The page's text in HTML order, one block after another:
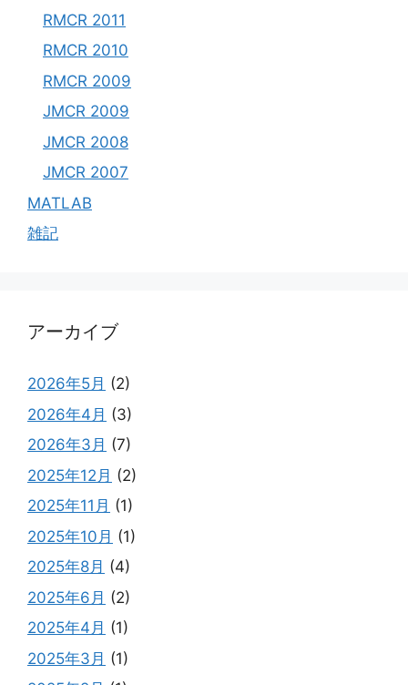
RMCR 2011
RMCR 2010
RMCR 2009
JMCR 2009
JMCR 2008
JMCR 2007
MATLAB
雑記
アーカイブ
2026年5月 (2)
2026年4月 (3)
2026年3月 (7)
2025年12月 (2)
2025年11月 (1)
2025年10月 (1)
2025年8月 (4)
2025年6月 (2)
2025年4月 (1)
2025年3月 (1)